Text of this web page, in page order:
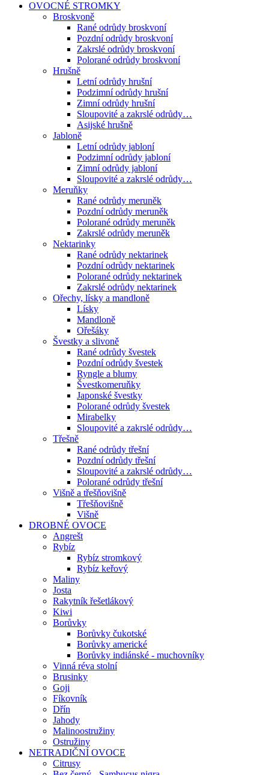
OVOCNÉ STROMKY
Broskvoně
Rané odrůdy broskvoní
Pozdní odrůdy broskvoní
Zakrslé odrůdy broskvoní
Polorané odrůdy broskvoní
Hrušně
Letní odrůdy hrušní
Podzimní odrůdy hrušní
Zimní odrůdy hrušní
Sloupovité a zakrslé odrůdy…
Asijské hrušně
Jabloně
Letní odrůdy jabloní
Podzimní odrůdy jabloní
Zimní odrůdy jabloní
Sloupovité a zakrslé odrůdy…
Meruňky
Rané odrůdy meruněk
Pozdní odrůdy meruněk
Polorané odrůdy meruněk
Zakrslé odrůdy meruněk
Nektarinky
Rané odrůdy nektarinek
Pozdní odrůdy nektarinek
Polorané odrůdy nektarinek
Zakrslé odrůdy nektarinek
Ořechy, lísky a mandloně
Lísky
Mandloně
Ořešáky
Švestky a slivoně
Rané odrůdy švestek
Pozdní odrůdy švestek
Ryngle a blumy
Švestkomeruňky
Japonské švestky
Polorané odrůdy švestek
Mirabelky
Sloupovité a zakrslé odrůdy…
Třešně
Rané odrůdy třešní
Pozdní odrůdy třešní
Sloupovité a zakrslé odrůdy…
Polorané odrůdy třešní
Višně a třešňovišně
Třešňovišně
Višně
DROBNÉ OVOCE
Angrešt
Rybíz
Rybíz stromkový
Rybíz keřový
Maliny
Josta
Rakytník řešetlákový
Kiwi
Borůvky
Borůvky čukotské
Borůvky americké
Borůvky indiánské - muchovníky
Vinná réva stolní
Brusinky
Goji
Fíkovník
Dřín
Jahody
Malinoostružiny
Ostružiny
NETRADIČNÍ OVOCE
Citrusy